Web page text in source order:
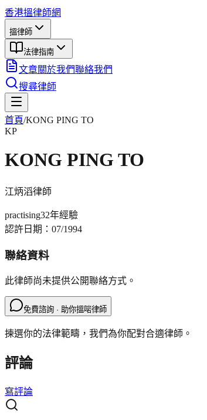
香港搵律師網
搵律師
法律指南
文章關於我們聯絡我們
搜尋律師
首頁/KONG PING TO
KP
KONG PING TO
江炳滔律師
practising32年經驗
認許日期： 07/1994
聯絡資料
此律師尚未提供公開聯絡方式。
免費諮詢 · 助你搵啱律師
揀選你的法律範疇，我們為你配對合適律師。
評論
寫評論